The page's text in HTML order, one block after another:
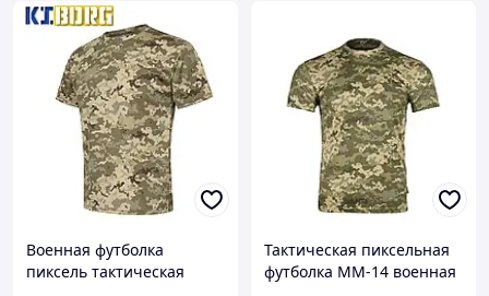
Военная футболка
пиксель тактическая
Тактическая пиксельная
футболка MM-14 военная